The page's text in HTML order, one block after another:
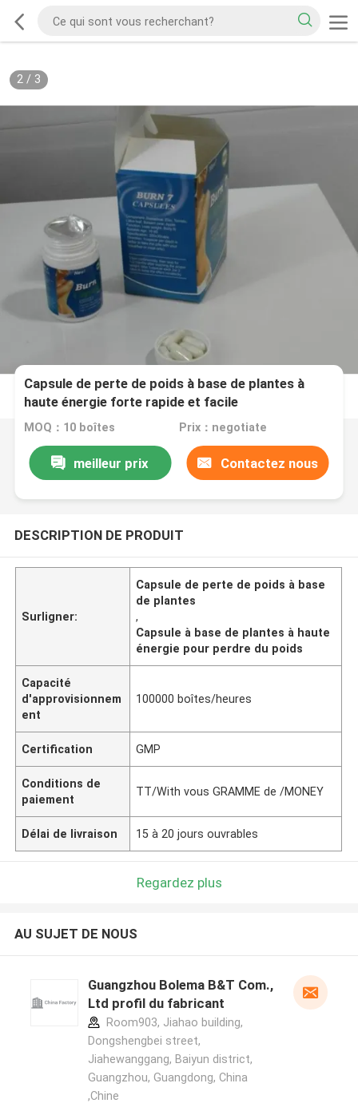
2/ 3
Capsule de perte de poids à base de plantes à
haute énergie forte rapide et facile
MOQ：10 boîtes Prix：negotiate
meilleur prix Contactez nous
DESCRIPTION DE PRODUIT
Surligner:
Capsule de perte de poids à base
de plantes
,
Capsule à base de plantes à haute
énergie pour perdre du poids
Capacité
d'approvisionnem
ent
100000 boîtes/heures
Certification GMP
Conditions de
paiement
TT/With vous GRAMME de /MONEY
Délai de livraison 15 à 20 jours ouvrables
Regardez plus
AU SUJET DE NOUS
Guangzhou Bolema B&T Com.,
Ltd profil du fabricant
Room903, Jiahao building,
Dongshengbei street,
Jiahewanggang, Baiyun district,
Guangzhou, Guangdong, China
,Chine